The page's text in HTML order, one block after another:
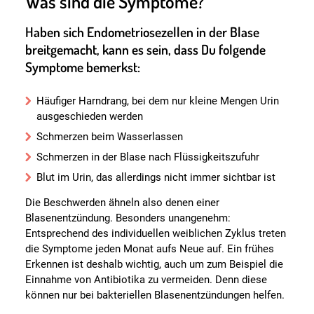
Haben sich Endometriosezellen in der Blase
breitgemacht, kann es sein, dass Du folgende
Symptome bemerkst:
Häufiger Harndrang, bei dem nur kleine Mengen Urin
ausgeschieden werden
Schmerzen beim Wasserlassen
Schmerzen in der Blase nach Flüssigkeitszufuhr
Blut im Urin, das allerdings nicht immer sichtbar ist
Die Beschwerden ähneln also denen einer
Blasenentzündung. Besonders unangenehm:
Entsprechend des individuellen weiblichen Zyklus treten
die Symptome jeden Monat aufs Neue auf. Ein frühes
Erkennen ist deshalb wichtig, auch um zum Beispiel die
Einnahme von Antibiotika zu vermeiden. Denn diese
können nur bei bakteriellen Blasenentzündungen helfen.